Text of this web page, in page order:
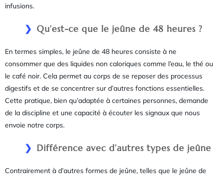
infusions.
Qu’est-ce que le jeûne de 48 heures ?
En termes simples, le jeûne de 48 heures consiste à ne
consommer que des liquides non caloriques comme l’eau, le thé ou
le café noir. Cela permet au corps de se reposer des processus
digestifs et de se concentrer sur d’autres fonctions essentielles.
Cette pratique, bien qu’adaptée à certaines personnes, demande
de la discipline et une capacité à écouter les signaux que nous
envoie notre corps.
Différence avec d’autres types de jeûne
Contrairement à d’autres formes de jeûne, telles que le jeûne de